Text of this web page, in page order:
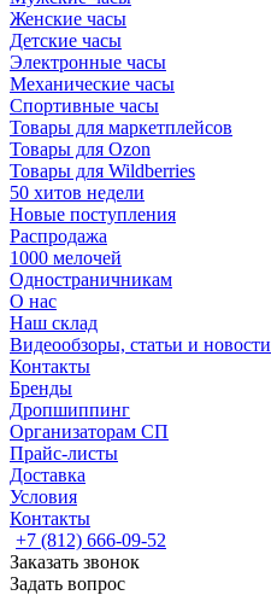
Женские часы
Детские часы
Электронные часы
Механические часы
Спортивные часы
Товары для маркетплейсов
Товары для Ozon
Товары для Wildberries
50 хитов недели
Новые поступления
Распродажа
1000 мелочей
Одностраничникам
О нас
Наш склад
Видеообзоры, статьи и новости
Контакты
Бренды
Дропшиппинг
Организаторам СП
Прайс-листы
Доставка
Условия
Контакты
+7 (812) 666-09-52
Заказать звонок
Задать вопрос